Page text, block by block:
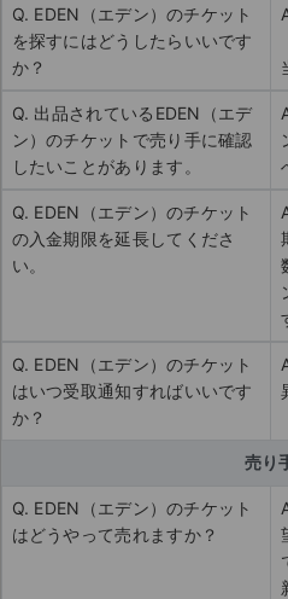
Q. EDEN（エデン）のチケット
を探すにはどうしたらいいです
か？
Q. 出品されているEDEN（エデ
ン）のチケットで売り手に確認
したいことがあります。
Q. EDEN（エデン）のチケット
の入金期限を延長してくださ
い。
Q. EDEN（エデン）のチケット
はいつ受取通知すればいいです
か？
売り
Q. EDEN（エデン）のチケット
はどうやって売れますか？